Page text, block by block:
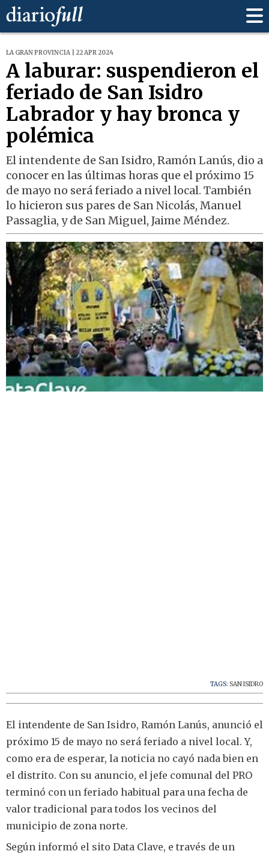
LA GRAN PROVINCIA | 22 APR 2024
A laburar: suspendieron el
feriado de San Isidro
Labrador y hay bronca y
polémica
El intendente de San Isidro, Ramón Lanús, dio a
conocer en las últimas horas que el próximo 15
de mayo no será feriado a nivel local. También
lo hicieron sus pares de San Nicolás, Manuel
Passaglia, y de San Miguel, Jaime Méndez.
TAGS: SAN ISIDRO
El intendente de San Isidro, Ramón Lanús, anunció el
próximo 15 de mayo no será feriado a nivel local. Y,
como era de esperar, la noticia no cayó nada bien en
el distrito. Con su anuncio, el jefe comunal del PRO
terminó con un feriado habitual para una fecha de
valor tradicional para todos los vecinos del
municipio de zona norte.
Según informó el sito Data Clave, e través de un